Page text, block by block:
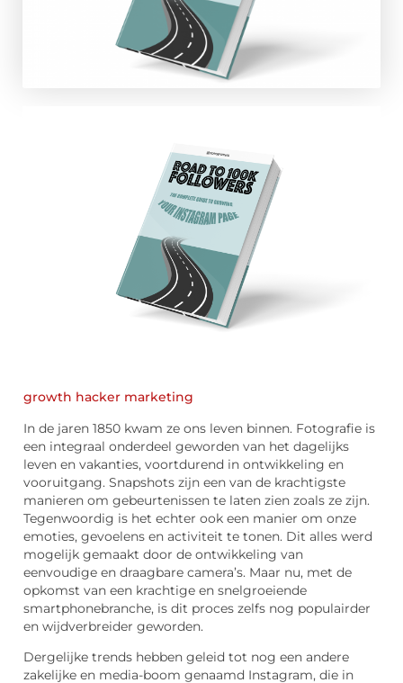
growth hacker marketing
In de jaren 1850 kwam ze ons leven binnen. Fotografie is
een integraal onderdeel geworden van het dagelijks
leven en vakanties, voortdurend in ontwikkeling en
vooruitgang. Snapshots zijn een van de krachtigste
manieren om gebeurtenissen te laten zien zoals ze zijn.
Tegenwoordig is het echter ook een manier om onze
emoties, gevoelens en activiteit te tonen. Dit alles werd
mogelijk gemaakt door de ontwikkeling van
eenvoudige en draagbare camera’s. Maar nu, met de
opkomst van een krachtige en snelgroeiende
smartphonebranche, is dit proces zelfs nog populairder
en wijdverbreider geworden.
Dergelijke trends hebben geleid tot nog een andere
zakelijke en media-boom genaamd Instagram, die in